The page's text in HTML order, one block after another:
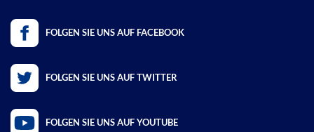
FOLGEN SIE UNS AUF FACEBOOK
FOLGEN SIE UNS AUF TWITTER
FOLGEN SIE UNS AUF YOUTUBE